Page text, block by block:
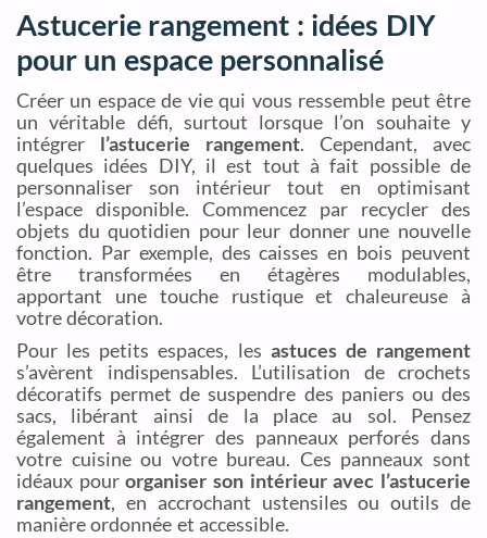
Astucerie rangement : idées DIY
pour un espace personnalisé
Créer un espace de vie qui vous ressemble peut être
un véritable défi, surtout lorsque l’on souhaite y
intégrer l’astucerie rangement. Cependant, avec
quelques idées DIY, il est tout à fait possible de
personnaliser son intérieur tout en optimisant
l’espace disponible. Commencez par recycler des
objets du quotidien pour leur donner une nouvelle
fonction. Par exemple, des caisses en bois peuvent
être transformées en étagères modulables,
apportant une touche rustique et chaleureuse à
votre décoration.
Pour les petits espaces, les astuces de rangement
s’avèrent indispensables. L’utilisation de crochets
décoratifs permet de suspendre des paniers ou des
sacs, libérant ainsi de la place au sol. Pensez
également à intégrer des panneaux perforés dans
votre cuisine ou votre bureau. Ces panneaux sont
idéaux pourorganiser son intérieur avec l’astucerie
rangement, en accrochant ustensiles ou outils de
manière ordonnée et accessible.